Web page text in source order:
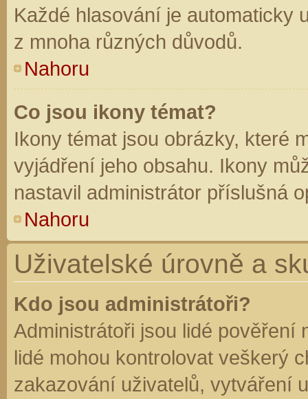
Každé hlasování je automaticky
z mnoha různých důvodů.
Nahoru
Co jsou ikony témat?
Ikony témat jsou obrázky, které
vyjádření jeho obsahu. Ikony
nastavil administrátor příslušná
Nahoru
Uživatelské úrovně a
Kdo jsou administrátoři?
Administrátoři jsou lidé pověření
lidé mohou kontrolovat veškerý
zakazování uživatelů, vytváření